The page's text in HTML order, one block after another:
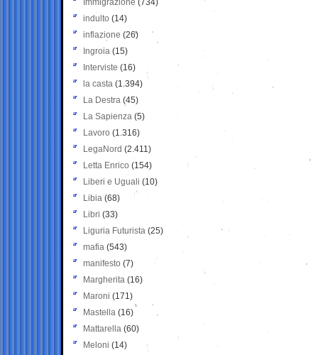
Immigrazione (734)
indulto (14)
inflazione (26)
Ingroia (15)
Interviste (16)
la casta (1.394)
La Destra (45)
La Sapienza (5)
Lavoro (1.316)
LegaNord (2.411)
Letta Enrico (154)
Liberi e Uguali (10)
Libia (68)
Libri (33)
Liguria Futurista (25)
mafia (543)
manifesto (7)
Margherita (16)
Maroni (171)
Mastella (16)
Mattarella (60)
Meloni (14)